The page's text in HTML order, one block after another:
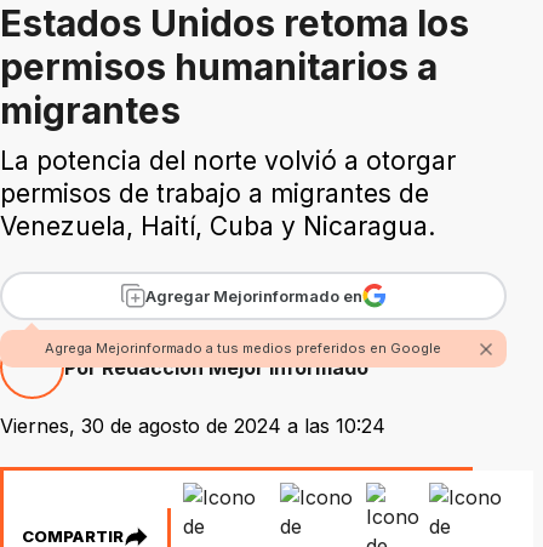
Estados Unidos retoma los
permisos humanitarios a
migrantes
La potencia del norte volvió a otorgar
permisos de trabajo a migrantes de
Venezuela, Haití, Cuba y Nicaragua.
Agregar Mejorinformado en
Agrega Mejorinformado a tus medios preferidos en Google
Por Redacción Mejor Informado
Viernes, 30 de agosto de 2024 a las 10:24
COMPARTIR